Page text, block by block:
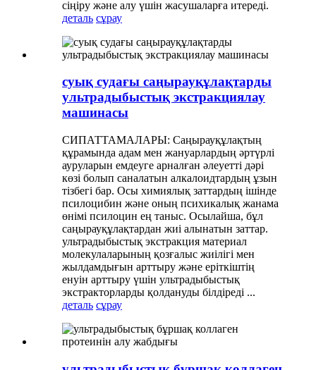
сіңіру және алу үшін жасушаларға итереді.
деталь сұрау
суық судағы саңырауқұлақтарды
ультрадыбыстық экстракциялау
машинасы
СИПАТТАМАЛАРЫ: Саңырауқұлақтың
құрамында адам мен жануарлардың әртүрлі
ауруларын емдеуге арналған әлеуетті дәрі
көзі болып саналатын алкалоидтардың ұзын
тізбегі бар. Осы химиялық заттардың ішінде
псилоцибин және оның психикалық жанама
өнімі псилоцин ең таныс. Осылайша, бұл
саңырауқұлақтардан жиі алынатын заттар.
ультрадыбыстық экстракция материал
молекулаларының қозғалыс жиілігі мен
жылдамдығын арттыру және еріткіштің
енуін арттыру үшін ультрадыбыстық
экстракторларды қолдануды білдіреді ...
деталь сұрау